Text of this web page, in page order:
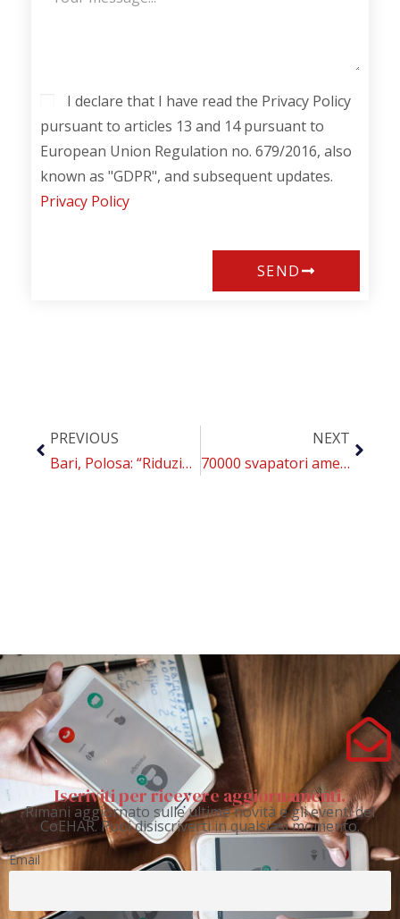
I declare that I have read the Privacy Policy
pursuant to articles 13 and 14 pursuant to
European Union Regulation no. 679/2016, also
known as "GDPR", and subsequent updates.
Privacy Policy
SEND
PREVIOUS
Bari, Polosa: “Riduzione del rischio per combattere aterosclerosi”
NEXT
70000 svapatori americani testimoniano che gli aromi per e-cig più dolci aiutano a smettere e impediscono le ricadute
Iscriviti per ricevere aggiornamenti.
Rimani aggiornato sulle ultime novità e gli eventi del
CoEHAR. Puoi disiscriverti in qualsiasi momento.
Email